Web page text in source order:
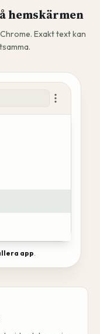
hemskärmen
Exakt text kan
app.